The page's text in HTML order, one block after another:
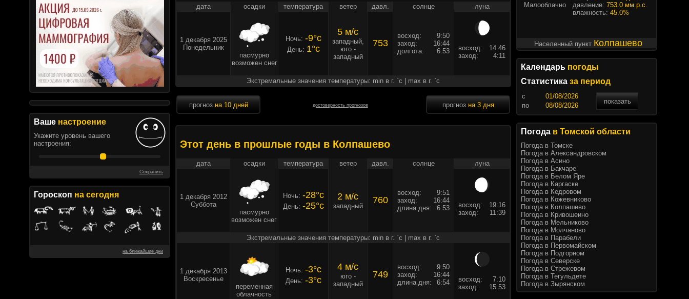
Ваше настроение
Укажите уровень вашего
настроения:
Сохранить
Гороскоп на сегодня
на ближайшие дни
дата осадки температура ветер давл. солнце луна
1 декабря 2025
Понедельник
пасмурно
возможен снег
Ночь: -9°c
День: 1°c
5 м/c
западный,
юго -
западный
753
восход:
9:50
заход:
16:44
долгота:
6:53 восход:
14:46
заход:
4:11
Экстремальные значения температуры: min в г. `c | max в г. `c
прогноз на 10 дней достоверность прогнозов прогноз на 3 дня
Этот день в прошлые годы в Колпашево
дата осадки температура ветер давл. солнце луна
1 декабря 2012
Суббота
пасмурно
возможен снег
Ночь: -28°c
День: -25°c
2 м/c
западный
760
восход:
9:51
заход:
16:44
длина дня:
6:53 восход:
19:16
заход:
11:39
Экстремальные значения температуры: min в г. `c | max в г. `c
1 декабря 2013
Воскресенье
переменная
облачность
Ночь: -3°c
День: -3°c
4 м/c
юго -
западный
749
восход:
9:50
заход:
16:44
длина дня:
6:54 восход:
7:10
заход:
15:53
Малооблачно
давление: 753.0 мм.р.с.
влажность: 45.0%
Населенный пункт Колпашево
Календарь погоды
Статистика за период
c
показать
по
Погода в Томской области
Погода в Томске
Погода в Александровском
Погода в Асино
Погода в Бакчаре
Погода в Белом Яре
Погода в Каргаске
Погода в Кедровом
Погода в Кожевниково
Погода в Колпашево
Погода в Кривошеино
Погода в Мельниково
Погода в Молчаново
Погода в Парабели
Погода в Первомайском
Погода в Подгорном
Погода в Северске
Погода в Стрежевом
Погода в Тегульдете
Погода в Зырянском